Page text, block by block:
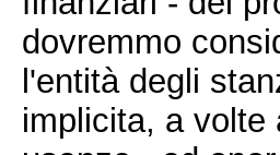
dovremmo
l'entità degli
implicita, a volte